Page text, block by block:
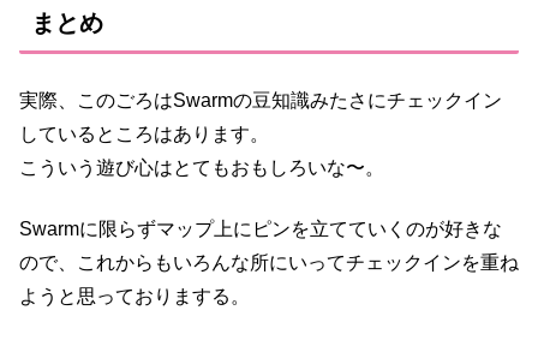
まとめ
実際、このごろはSwarmの豆知識みたさにチェックイン
しているところはあります。
こういう遊び心はとてもおもしろいな〜。
Swarmに限らずマップ上にピンを立てていくのが好きな
ので、これからもいろんな所にいってチェックインを重ね
ようと思っておりまする。